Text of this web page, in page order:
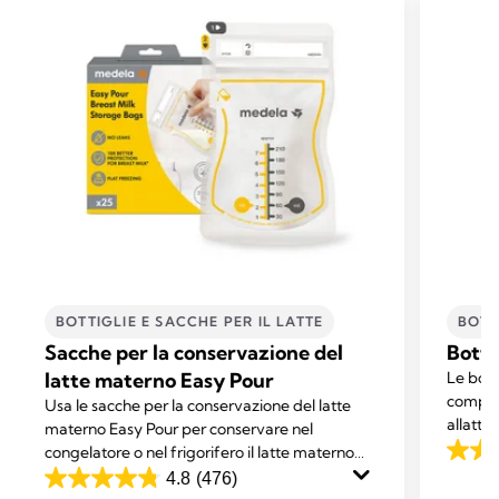
BOTTIGLIE E SACCHE PER IL LATTE​
Sacche per la conservazione del
latte materno Easy Pour
Usa le sacche per la conservazione del latte
materno Easy Pour per conservare nel
congelatore o nel frigorifero il latte materno
appena estratto. 4.8 (476)
4.8
Le
sono
4.0